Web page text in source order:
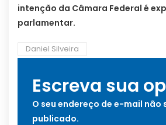
intenção da Câmara Federal é
parlamentar.
Daniel Silveira
Escreva sua
O seu endereço de e-mail não
publicado.